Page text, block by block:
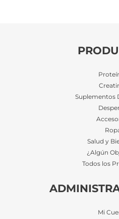
Suplementos
Salud y
¿Algún
Todos los
Mi